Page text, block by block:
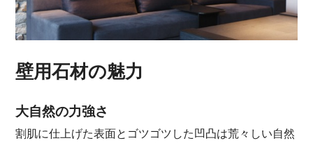
壁用石材の魅力
大自然の力強さ
割肌に仕上げた表面とゴツゴツした凹凸は荒々しい自然